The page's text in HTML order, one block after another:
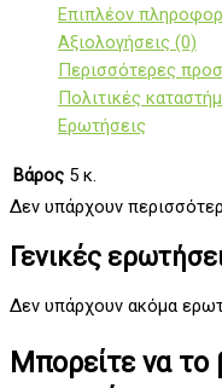
Επιπλέον
Αξιολογήσεις (0)
Περισσότερες
Πολιτικές
Ερωτήσεις
Βάρος 5 κ.
Δεν υπάρχουν
Γενικές
Δεν υπάρχουν ακόμα
Μπορείτε να το